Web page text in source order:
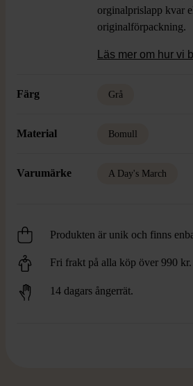
orginalprislapp kvar
originalförpackning.
Läs mer om hur vi
Färg Grå
Material Bomull
Varumärke A Day's March
Produkten är unik och finns
Fri frakt på alla köp över 990 kr.
14 dagars ångerrät.